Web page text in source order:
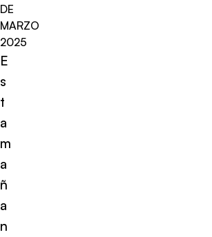
DE
MARZO
2025
E
s
t
a
m
a
ñ
a
n